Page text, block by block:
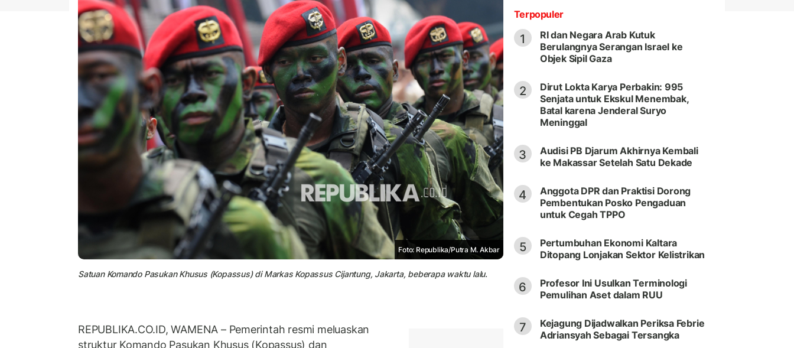
Foto: Republika/Putra M. Akbar
Satuan Komando Pasukan Khusus (Kopassus) di Markas Kopassus Cijantung, Jakarta, beberapa waktu lalu.
REPUBLIKA.CO.ID,WAMENA – Pemerintah resmi meluaskan
struktur Komando Pasukan Khusus (Kopassus) dan
Terpopuler
1
RI dan Negara Arab Kutuk
Berulangnya Serangan Israel ke
Objek Sipil Gaza
2
Dirut Lokta Karya Perbakin: 995
Senjata untuk Ekskul Menembak,
Batal karena Jenderal Suryo
Meninggal
3
Audisi PB Djarum Akhirnya Kembali
ke Makassar Setelah Satu Dekade
4
Anggota DPR dan Praktisi Dorong
Pembentukan Posko Pengaduan
untuk Cegah TPPO
5
Pertumbuhan Ekonomi Kaltara
Ditopang Lonjakan Sektor Kelistrikan
6
Profesor Ini Usulkan Terminologi
Pemulihan Aset dalam RUU
7
Kejagung Dijadwalkan Periksa Febrie
Adriansyah Sebagai Tersangka